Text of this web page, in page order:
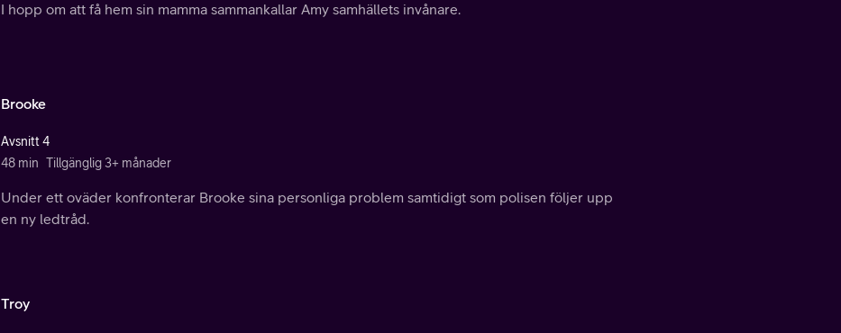
I hopp om att få hem sin mamma sammankallar Amy samhällets invånare.
Brooke
Avsnitt 4
48 min Tillgänglig 3+ månader
Under ett oväder konfronterar Brooke sina personliga problem samtidigt som polisen följer upp
en ny ledtråd.
Troy